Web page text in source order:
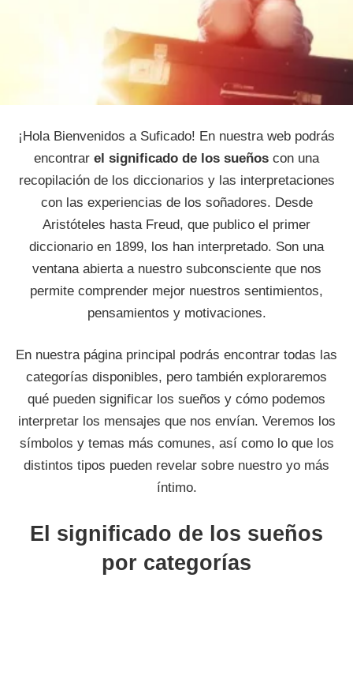
¡Hola Bienvenidos a Suficado! En nuestra web podrás
encontrar el significado de los sueños con una
recopilación de los diccionarios y las interpretaciones
con las experiencias de los soñadores. Desde
Aristóteles hasta Freud, que publico el primer
diccionario en 1899, los han interpretado. Son una
ventana abierta a nuestro subconsciente que nos
permite comprender mejor nuestros sentimientos,
pensamientos y motivaciones.
En nuestra página principal podrás encontrar todas las
categorías disponibles, pero también exploraremos
qué pueden significar los sueños y cómo podemos
interpretar los mensajes que nos envían. Veremos los
símbolos y temas más comunes, así como lo que los
distintos tipos pueden revelar sobre nuestro yo más
íntimo.
El significado de los sueños
por categorías